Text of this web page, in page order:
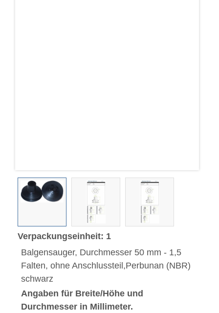
Verpackungseinheit: 1
Balgensauger, Durchmesser 50 mm - 1,5
Falten, ohne Anschlussteil,Perbunan (NBR)
schwarz
Angaben für Breite/Höhe und
Durchmesser in Millimeter.